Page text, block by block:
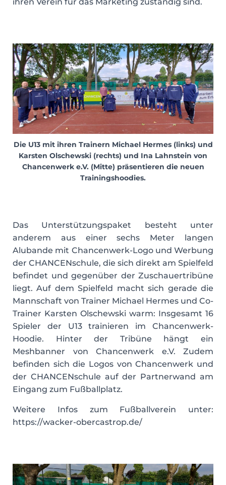
Die U13 mit ihren Trainern Michael Hermes (links) und
Karsten Olschewski (rechts) und Ina Lahnstein von
Chancenwerk e.V. (Mitte) präsentieren die neuen
Trainingshoodies.
Das Unterstützungspaket besteht unter
anderem aus einer sechs Meter langen
Alubande mit Chancenwerk-Logo und Werbung
der CHANCENschule, die sich direkt am Spielfeld
befindet und gegenüber der Zuschauertribüne
liegt. Auf dem Spielfeld macht sich gerade die
Mannschaft von Trainer Michael Hermes und Co-
Trainer Karsten Olschewski warm: Insgesamt 16
Spieler der U13 trainieren im Chancenwerk-
Hoodie. Hinter der Tribüne hängt ein
Meshbanner von Chancenwerk e.V. Zudem
befinden sich die Logos von Chancenwerk und
der CHANCENschule auf der Partnerwand am
Eingang zum Fußballplatz.
Weitere Infos zum Fußballverein unter:
https://wacker-obercastrop.de/